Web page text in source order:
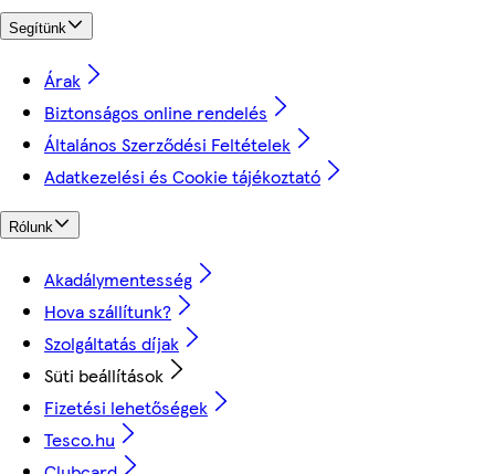
Segítünk
Árak
Biztonságos online rendelés
Általános Szerződési Feltételek
Adatkezelési és Cookie tájékoztató
Rólunk
Akadálymentesség
Hova szállítunk?
Szolgáltatás díjak
Süti beállítások
Fizetési lehetőségek
Tesco.hu